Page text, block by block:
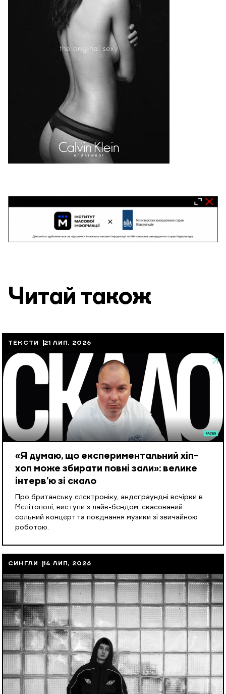
Читай також
ТЕКСТИ 21 ЛИП, 2026
«Я думаю, що експериментальний хіп-
хоп може збирати повні зали»: велике
інтерв’ю зі скало
Про британську електроніку, андеграундні вечірки в
Мелітополі, виступи з лайв-бендом, скасований
сольний концерт та поєднання музики зі звичайною
роботою.
СИНГЛИ 14 ЛИП, 2026